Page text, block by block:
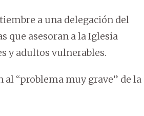
a una delegación del
que asesoran a la Iglesia
y adultos vulnerables.
al “problema muy grave” de la